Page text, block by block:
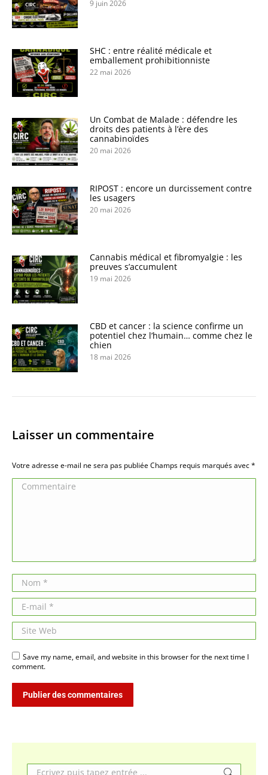
9 juin 2026
SHC : entre réalité médicale et
emballement prohibitionniste
22 mai 2026
Un Combat de Malade : défendre les
droits des patients à l’ère des
cannabinoïdes
20 mai 2026
RIPOST : encore un durcissement contre
les usagers
20 mai 2026
Cannabis médical et fibromyalgie : les
preuves s’accumulent
19 mai 2026
CBD et cancer : la science confirme un
potentiel chez l’humain… comme chez le
chien
18 mai 2026
Laisser un commentaire
Votre adresse e-mail ne sera pas publiée Champs requis marqués avec*
Commentaire
Nom *
E-mail *
Site Web
Save my name, email, and website in this browser for the next time I
comment.
Publier des commentaires
Search: